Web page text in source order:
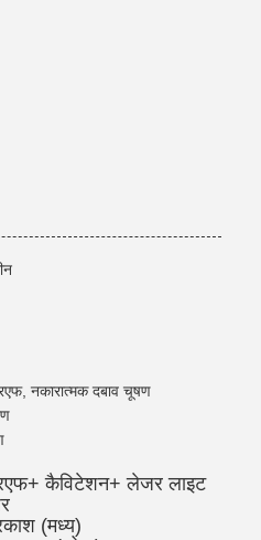
नकारात्मक दबाव चूषण
कैविटेशन+ लेजर लाइट
(मध्य)